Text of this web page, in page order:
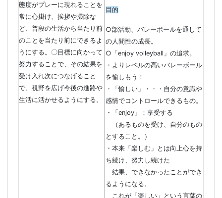
態度がプレーに現れることを
常に心掛け、挨拶や掃除な
ど、普段の生活から当たり前
のことを当たり前にできるよ
うにする。〇目標に向かって
努力することで、その結果を
受け入れ次につなげること
で、視野を広げ今後の進路や
生活に活かせるようにする。
目的
○部活動、バレーボールを通して
の人間性の成長。
○「enjoy volleyball」の追求。
・よりレベルの高いバレーボール
を愉しもう！
・「愉しい」・・・自分の意識や
感情でコントロールできるもの。
・「enjoy」：享受する
（あるものを受け、自分のもの
とすること。）
・本来「楽しむ」とは向上心を持
ち続け、努力し続けた
結果、できなかったことができ
るようになる。
これが「楽しい」という言葉の